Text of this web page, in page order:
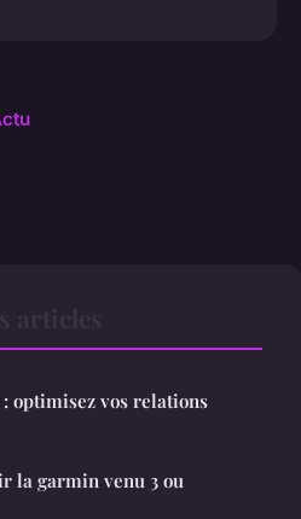
optimisez vos relations
la garmin venu 3 ou